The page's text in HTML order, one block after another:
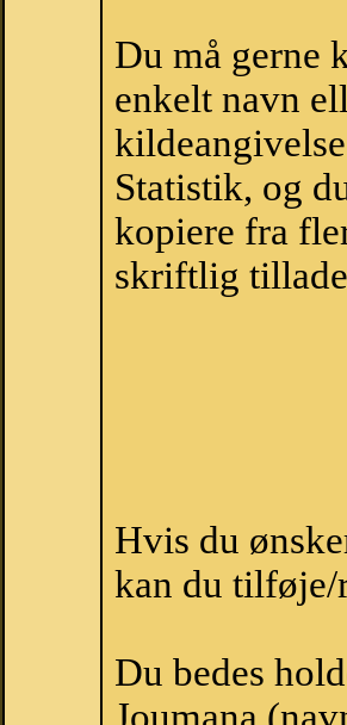
Du må gerne
enkelt navn
Statistik, og
kopiere fra
skriftlig
Hvis du
kan du tilføje/
Du bedes